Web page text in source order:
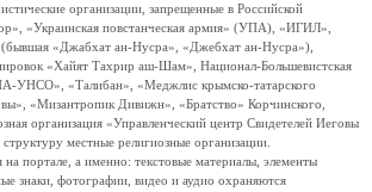
организации, запрещенные в Российской
«Украинская повстанческая армия» (УПА), «ИГИЛ»,
«Джабхат ан-Нусра», «Джебхат ан-Нусра»),
«Хайят Тахрир аш-Шам», Национал-Большевистская
УНСО», «Талибан», «Меджлис крымско-татарского
«Мизантропик Дивижн», «Братство» Корчинского,
организация «Управленческий центр Свидетелей Иеговы
местные религиозные организации.
портале, а именно: текстовые материалы, элементы
знаки, фотографии, видео и аудио охраняются